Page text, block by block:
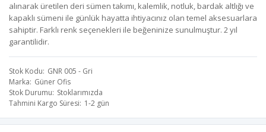
alınarak üretilen deri sümen takımı, kalemlik, notluk, bardak altlığı ve
kapaklı sümeni ile günlük hayatta ihtiyacınız olan temel aksesuarlara
sahiptir. Farklı renk seçenekleri ile beğeninize sunulmuştur. 2 yıl
garantilidir.
Stok Kodu GNR 005 - Gri
Marka Güner Ofis
Stok Durumu Stoklarımızda
Tahmini Kargo Süresi 1-2 gün